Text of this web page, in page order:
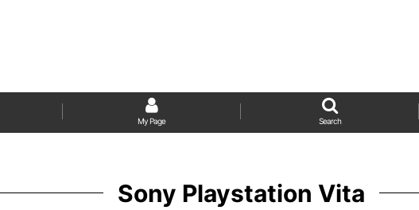
My Page Search
Sony Playstation Vita